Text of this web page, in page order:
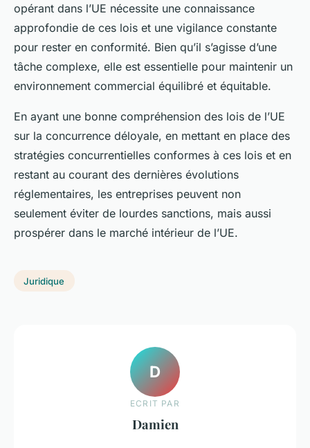
opérant dans l’UE nécessite une connaissance
approfondie de ces lois et une vigilance constante
pour rester en conformité. Bien qu’il s’agisse d’une
tâche complexe, elle est essentielle pour maintenir un
environnement commercial équilibré et équitable.
En ayant une bonne compréhension des lois de l’UE
sur la concurrence déloyale, en mettant en place des
stratégies concurrentielles conformes à ces lois et en
restant au courant des dernières évolutions
réglementaires, les entreprises peuvent non
seulement éviter de lourdes sanctions, mais aussi
prospérer dans le marché intérieur de l’UE.
Juridique
D
ECRIT PAR
Damien